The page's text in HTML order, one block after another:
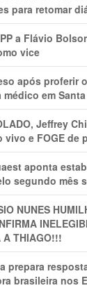
para retomar
a Flávio
vice
após proferir
em
Jeffrey
vivo e FOGE de
aponta
segundo mês
NUNES
A THIAGO!!!
prepara
brasileira nos